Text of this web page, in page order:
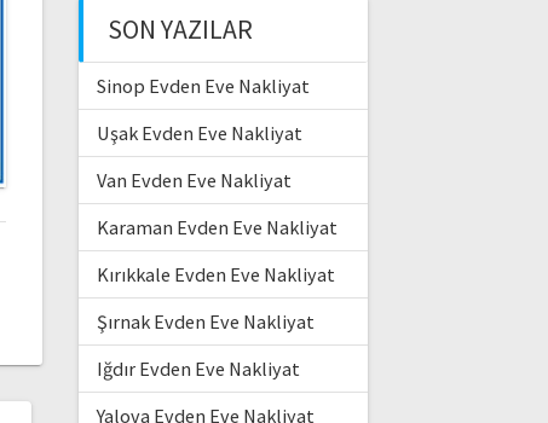
SON YAZILAR
Sinop Evden Eve Nakliyat
Uşak Evden Eve Nakliyat
Van Evden Eve Nakliyat
Karaman Evden Eve Nakliyat
Kırıkkale Evden Eve Nakliyat
Şırnak Evden Eve Nakliyat
Iğdır Evden Eve Nakliyat
Yalova Evden Eve Nakliyat